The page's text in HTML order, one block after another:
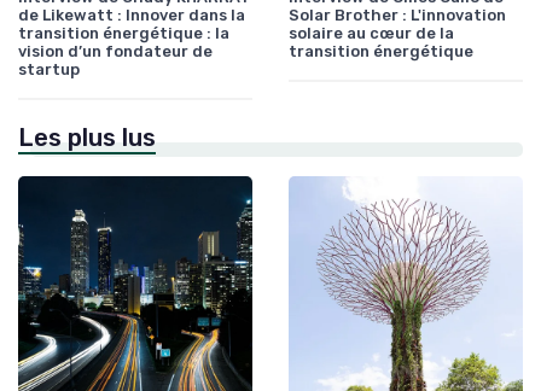
de Likewatt : Innover dans la
transition énergétique : la
vision d’un fondateur de
startup
Solar Brother : L'innovation
solaire au cœur de la
transition énergétique
Les plus lus